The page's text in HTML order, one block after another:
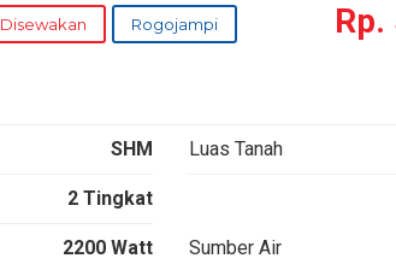
Disewakan Rogojampi Rp.
SHM Luas Tanah
2 Tingkat
2200 Watt Sumber Air